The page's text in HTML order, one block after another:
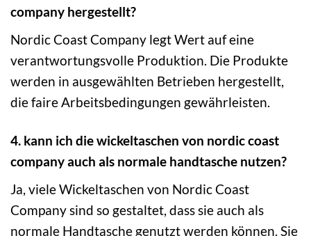
company hergestellt?
Nordic Coast Company legt Wert auf eine
verantwortungsvolle Produktion. Die Produkte
werden in ausgewählten Betrieben hergestellt,
die faire Arbeitsbedingungen gewährleisten.
4. kann ich die wickeltaschen von nordic coast
company auch als normale handtasche nutzen?
Ja, viele Wickeltaschen von Nordic Coast
Company sind so gestaltet, dass sie auch als
normale Handtasche genutzt werden können. Sie